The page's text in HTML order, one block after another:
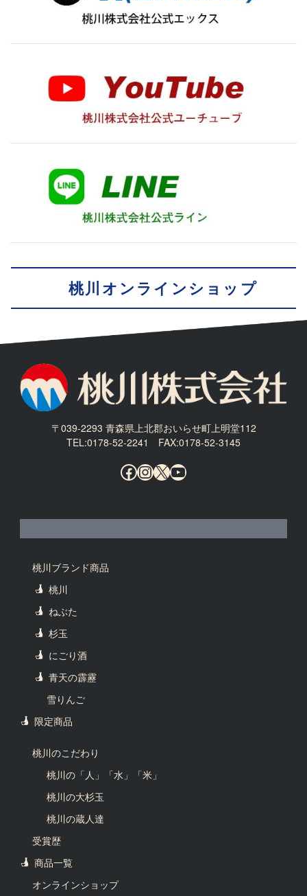
桃川オンラインショップ
〒039-2293 青森県上北郡おいらせ町上明堂112
TEL:0178-52-2241 FAX:0178-52-3145
Facebook
Instagram
X YouTube
桃川ブランド商品
桃川
ねぶた
杉玉
にごり酒
青天の霹靂
雪りんご
限定商品
桃川のこだわり
桃川の「人」「水」「米」
桃川の大杉玉
桃川の蔵人達
受賞歴
商品一覧
オンラインショップ